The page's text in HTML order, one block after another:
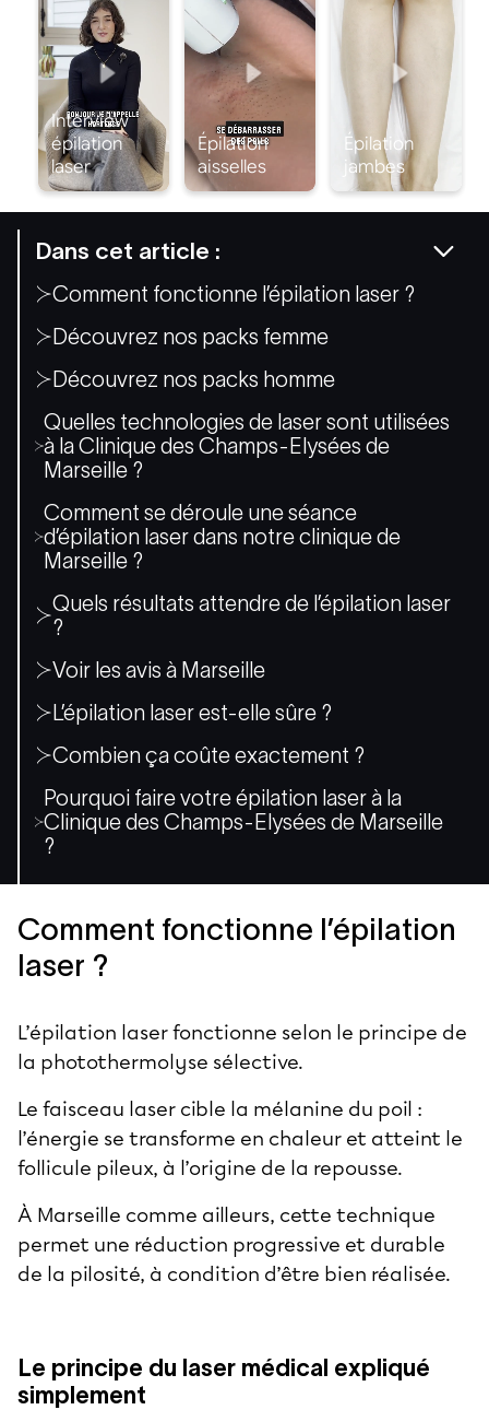
Dans cet article :
Comment fonctionne l’épilation laser ?
Découvrez nos packs femme
Découvrez nos packs homme
Quelles technologies de laser sont utilisées
à la Clinique des Champs-Elysées de
Marseille ?
Comment se déroule une séance
d’épilation laser dans notre clinique de
Marseille ?
Quels résultats attendre de l’épilation laser
?
Voir les avis à Marseille
L’épilation laser est-elle sûre ?
Combien ça coûte exactement ?
Pourquoi faire votre épilation laser à la
Clinique des Champs-Elysées de Marseille
?
Comment fonctionne l’épilation
laser ?
L’épilation laser fonctionne selon le principe de
la photothermolyse sélective.
Le faisceau laser cible la mélanine du poil :
l’énergie se transforme en chaleur et atteint le
follicule pileux, à l’origine de la repousse.
À Marseille comme ailleurs, cette technique
permet une réduction progressive et durable
de la pilosité, à condition d’être bien réalisée.
Le principe du laser médical expliqué
simplement